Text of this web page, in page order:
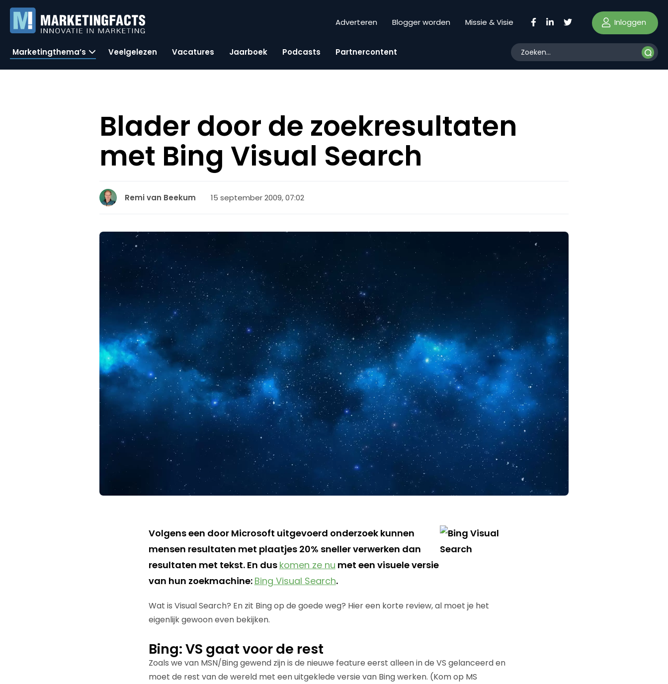
Adverteren Blogger worden Missie & Visie Inloggen
Marketingthema’s Veelgelezen Vacatures Jaarboek Podcasts Partnercontent
Blader door de zoekresultaten
met Bing Visual Search
Remi van Beekum 15 september 2009, 07:02
Volgens een door Microsoft uitgevoerd onderzoek kunnen
mensen resultaten met plaatjes 20% sneller verwerken dan
resultaten met tekst. En dus komen ze nu met een visuele versie
van hun zoekmachine: Bing Visual Search.
Wat is Visual Search? En zit Bing op de goede weg? Hier een korte review, al moet je het
eigenlijk gewoon even bekijken.
Bing: VS gaat voor de rest
Zoals we van MSN/Bing gewend zijn is de nieuwe feature eerst alleen in de VS gelanceerd en
moet de rest van de wereld met een uitgeklede versie van Bing werken. (Kom op MS